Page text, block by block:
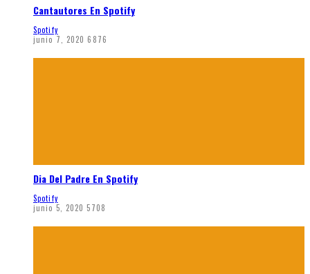
Cantautores En Spotify
Spotify
junio 7, 2020 6876
Dia Del Padre En Spotify
Spotify
junio 5, 2020 5708